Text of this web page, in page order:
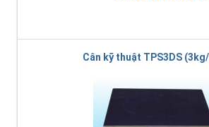
Cân kỹ thuật TPS3DS